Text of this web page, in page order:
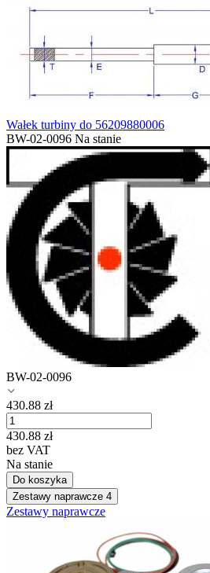
Wałek turbiny do 56209880006
BW-02-0096 Na stanie
BW-02-0096
430.88 zł
430.88 zł
bez VAT
Na stanie
Do koszyka
Zestawy naprawcze 4
Zestawy naprawcze